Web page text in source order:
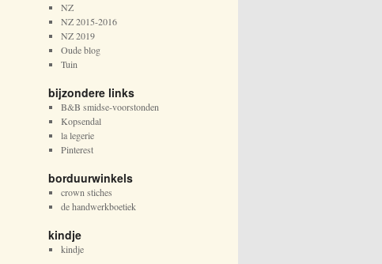
NZ
NZ 2015-2016
NZ 2019
Oude blog
Tuin
bijzondere links
B&B smidse-voorstonden
Kopsendal
la legerie
Pinterest
borduurwinkels
crown stiches
de handwerkboetiek
kindje
kindje